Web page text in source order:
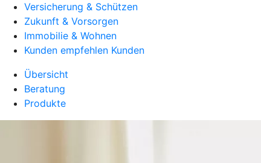
Versicherung & Schützen
Zukunft & Vorsorgen
Immobilie & Wohnen
Kunden empfehlen Kunden
Übersicht
Beratung
Produkte